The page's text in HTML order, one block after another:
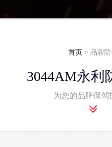
首页 > 品牌防
3044AM永利
为您的品牌保驾